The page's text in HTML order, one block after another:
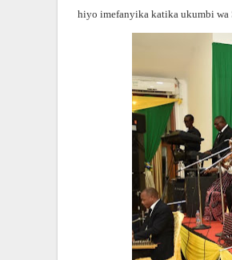
hiyo imefanyika katika ukumbi